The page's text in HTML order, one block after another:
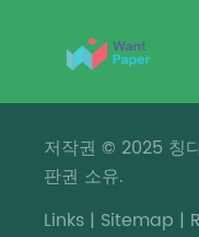
저작권 © 2025 칭
판권 소유.
Links | Sitemap |